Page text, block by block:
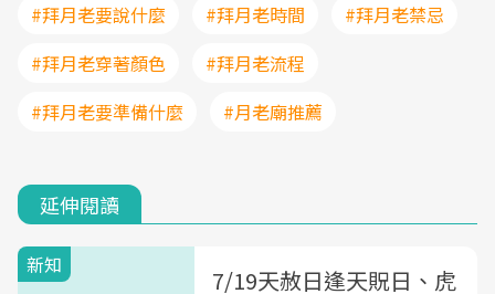
#拜月老要說什麼
#拜月老時間
#拜月老禁忌
#拜月老穿著顏色
#拜月老流程
#拜月老要準備什麼
#月老廟推薦
延伸閱讀
新知
7/19天赦日逢天貺日、虎